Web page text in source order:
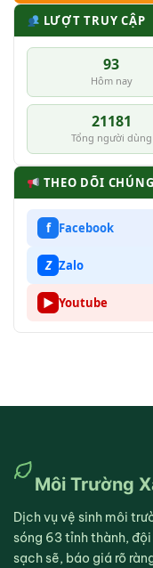
LƯỢT TRUY CẬP
93
Hôm nay
21181
Tổng người dùng
THEO DÕI
f Facebook
Z Zalo
▶ Youtube
Môi Trường
Dịch vụ vệ sinh môi
sóng 63 tỉnh thành,
sạch sẽ, báo giá rõ